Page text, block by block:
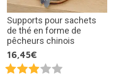
Supports pour sachets
de thé en forme de
pêcheurs chinois
16,45€